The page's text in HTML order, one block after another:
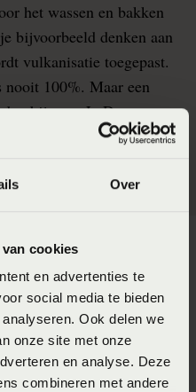
Over
cookies
en advertenties te
social media te bieden
Ook delen we
onze site met onze
en analyse. Deze
combineren met andere
het wassen en bakken
bijvoorbeeld denken aan
vulkanisatie toegepast.
nooit 100%. Maar een
bij onze LeDorm
thuismeting